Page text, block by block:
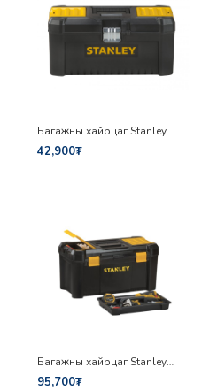
Багажны хайрцаг Stanley
STST1-75515
42,900₮
Багажны хайрцаг Stanley
STST1-75520
95,700₮